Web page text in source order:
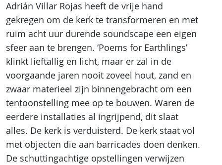
Adrián Villar Rojas heeft de vrije hand
gekregen om de kerk te transformeren en met
ruim acht uur durende soundscape een eigen
sfeer aan te brengen. ‘Poems for Earthlings’
klinkt lieftallig en licht, maar er zal in de
voorgaande jaren nooit zoveel hout, zand en
zwaar materieel zijn binnengebracht om een
tentoonstelling mee op te bouwen. Waren de
eerdere installaties al ingrijpend, dit slaat
alles. De kerk is verduisterd. De kerk staat vol
met objecten die aan barricades doen denken.
De schuttingachtige opstellingen verwijzen